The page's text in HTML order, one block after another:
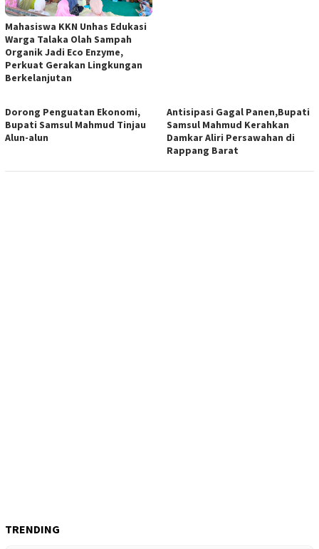
Mahasiswa KKN Unhas Edukasi
Warga Talaka Olah Sampah
Organik Jadi Eco Enzyme,
Perkuat Gerakan Lingkungan
Berkelanjutan
Dorong Penguatan Ekonomi,
Bupati Samsul Mahmud Tinjau
Alun-alun
Antisipasi Gagal Panen,Bupati
Samsul Mahmud Kerahkan
Damkar Aliri Persawahan di
Rappang Barat
TRENDING